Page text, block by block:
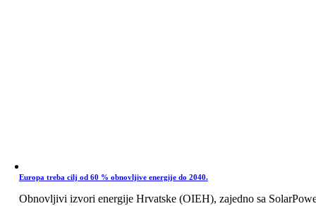
Europa treba cilj od 60 % obnovljive energije do 2040.
Obnovljivi izvori energije Hrvatske (OIEH), zajedno sa